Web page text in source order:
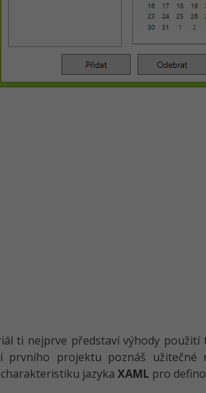
ti nejprve představí výhody
prvního projektu poznáš
jazyka XAML pro